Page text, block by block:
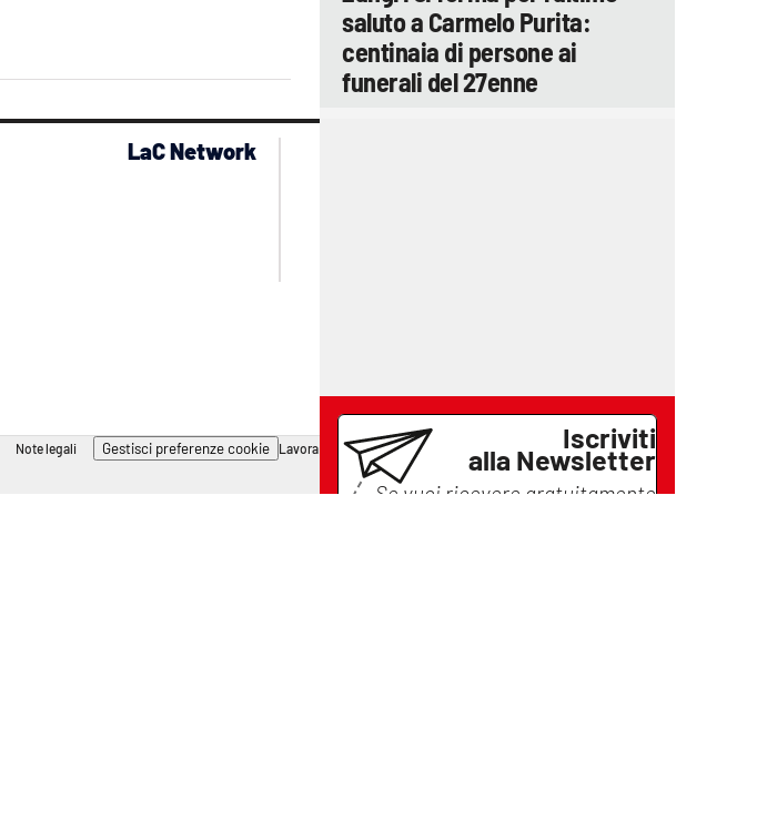
saluto a Carmelo Purita:
centinaia di persone ai
funerali del 27enne
Iscriviti
alla Newsletter
Se vuoi ricevere gratuitamente
LaC Network
Note legali Gestisci preferenze cookie Lavora con noi